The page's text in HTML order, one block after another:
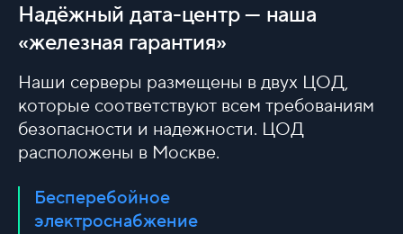
Надёжный дата-центр — наша
«железная гарантия»
Наши серверы размещены в двух ЦОД,
которые соответствуют всем требованиям
безопасности и надежности. ЦОД
расположены в Москве.
Бесперебойное
электроснабжение